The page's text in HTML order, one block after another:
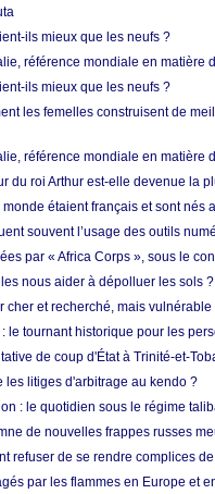
ils mieux que les neufs ?
référence mondiale en matière
ils mieux que les neufs ?
les femelles construisent de
référence mondiale en matière
du roi Arthur est-elle devenue la
étaient français et sont nés
souvent l’usage des outils
par « Africa Corps », sous le
nous aider à dépolluer les sols ?
cher et recherché, mais
le tournant historique pour les
de coup d'État à Trinité-et-
les litiges d'arbitrage au kendo ?
: le quotidien sous le régime
de nouvelles frappes russes
refuser de se rendre complices
par les flammes en Europe et